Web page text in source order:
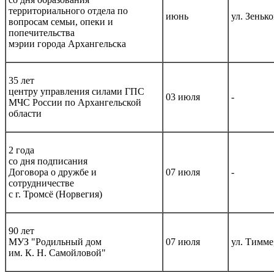
территориального отдела по
вопросам семьи, опеки и
попечительства
мэрии города Архангельска
июнь ул.
35 лет
центру управления силами ГПС
МЧС России по Архангельской
области
03 июля -
2 года
со дня подписания
Договора о дружбе и
сотрудничестве
с г. Тромсё (Норвегия)
07 июля -
90 лет
МУЗ "Родильный дом
им. К. Н. Самойловой"
07 июля ул.